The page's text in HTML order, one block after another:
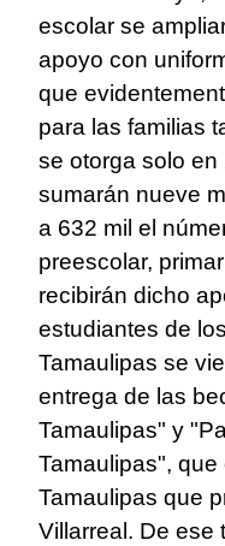
escolar se
apoyo con
que
para las familias
se otorga solo
sumarán nueve
a 632 mil el
preescolar,
recibirán dicho
estudiantes de
Tamaulipas se
entrega de las
Tamaulipas" y
Tamaulipas",
Tamaulipas que
Villarreal. De ese